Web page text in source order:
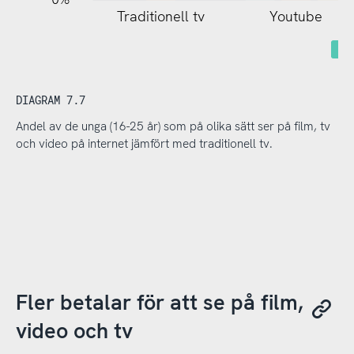
Traditionell tv Youtube
DIAGRAM 7.7
Andel av de unga (16-25 år) som på olika sätt ser på film, tv
och video på internet jämfört med traditionell tv.
Fler betalar för att se på film,
video och tv